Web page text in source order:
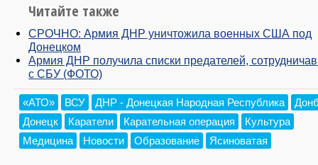
Читайте также
СРОЧНО: Армия ДНР уничтожила военных США под
Донецком
Армия ДНР получила списки предателей,
с СБУ (ФОТО)
«АТО» ВСУ ДНР - Донецкая Народная Республика
Донецк
Каратели Карательная операция
Культура
Медицина
Новости Образование Ясиноватая